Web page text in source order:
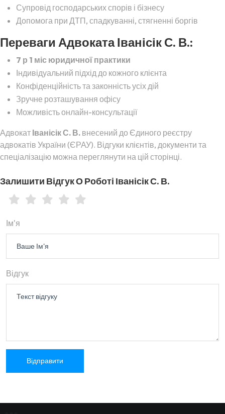
Супровід господарських спорів і бізнесу
Допомога при ДТП, спадкуванні, стягненні боргів
Переваги Адвоката Іванісік С. В.:
7 р 1 міс юридичної практики
Індивідуальний підхід до кожного клієнта
Конфіденційність та законність усіх дій
Зручне розташування офісу
Можливість онлайн-консультації
Адвокат Іванісік С. В. внесений до Єдиного реєстру
адвокатів України (ЄРАУ). Відгуки клієнтів, документи та
спеціалізацію можна переглянути на цій сторінці.
Залишити Відгук О Роботі Іванісік С. В.
Ім'я
Відгук